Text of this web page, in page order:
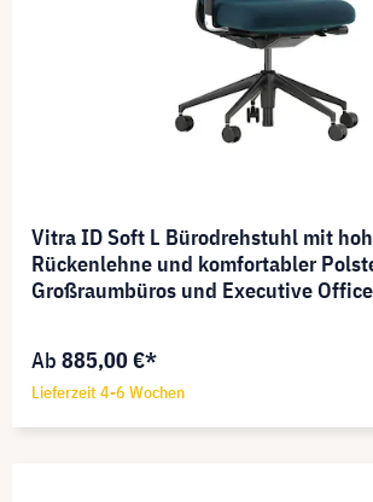
Vitra ID Soft L Bürodrehstuhl mit
Rückenlehne und komfortabler
Großraumbüros und Executive
Ab 885,00 €*
Lieferzeit 4-6 Wochen